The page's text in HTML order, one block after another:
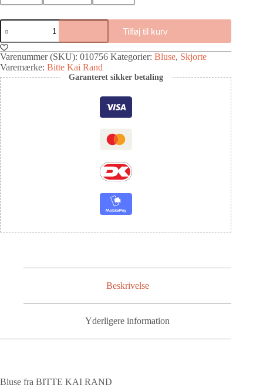
Tilføj til kurv
Varenummer (SKU): 010756 Kategorier: Bluse, Skjorte
Varemærke: Bitte Kai Rand
Garanteret sikker betaling
Beskrivelse
Yderligere information
Bluse fra BITTE KAI RAND